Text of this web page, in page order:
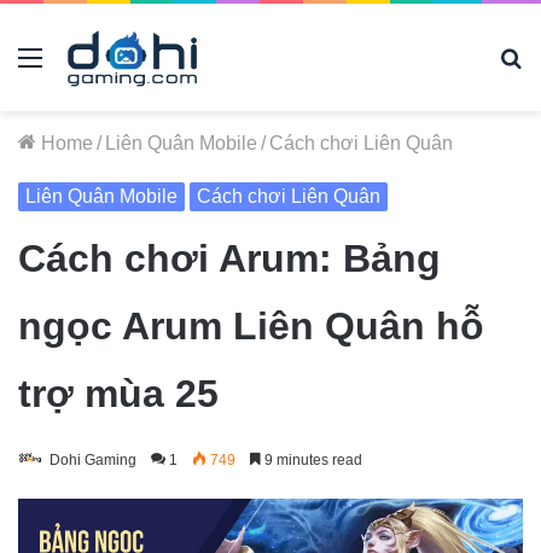
Menu
Home / Liên Quân Mobile / Cách chơi Liên Quân
Liên Quân Mobile Cách chơi Liên Quân
Cách chơi Arum: Bảng
ngọc Arum Liên Quân hỗ
trợ mùa 25
Dohi Gaming 1 749 9 minutes read